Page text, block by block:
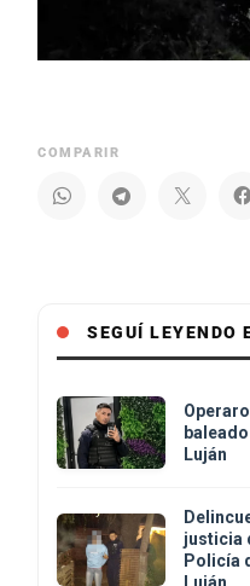
COMPARIR
SEGUÍ LEYENDO
Luján
justicia
Policía